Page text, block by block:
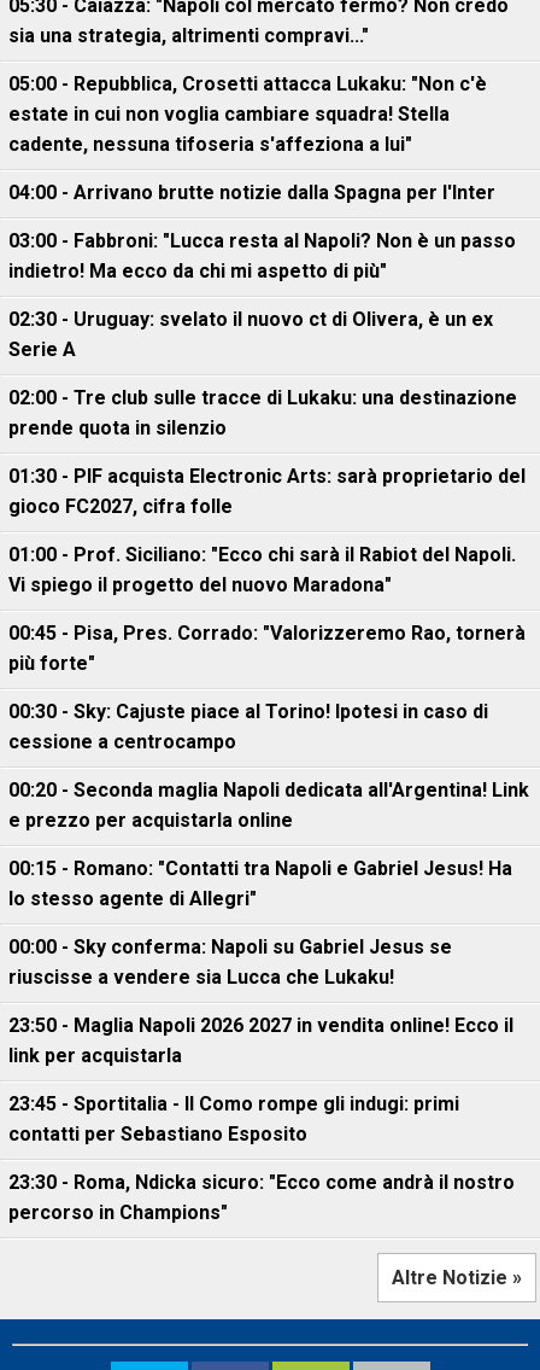
05:30 - Caiazza: "Napoli col mercato fermo? Non credo
sia una strategia, altrimenti compravi..."
05:00 - Repubblica, Crosetti attacca Lukaku: "Non c'è
estate in cui non voglia cambiare squadra! Stella
cadente, nessuna tifoseria s'affeziona a lui"
04:00 - Arrivano brutte notizie dalla Spagna per l'Inter
03:00 - Fabbroni: "Lucca resta al Napoli? Non è un passo
indietro! Ma ecco da chi mi aspetto di più"
02:30 - Uruguay: svelato il nuovo ct di Olivera, è un ex
Serie A
02:00 - Tre club sulle tracce di Lukaku: una destinazione
prende quota in silenzio
01:30 - PIF acquista Electronic Arts: sarà proprietario del
gioco FC2027, cifra folle
01:00 - Prof. Siciliano: "Ecco chi sarà il Rabiot del Napoli.
Vi spiego il progetto del nuovo Maradona"
00:45 - Pisa, Pres. Corrado: "Valorizzeremo Rao, tornerà
più forte"
00:30 - Sky: Cajuste piace al Torino! Ipotesi in caso di
cessione a centrocampo
00:20 - Seconda maglia Napoli dedicata all'Argentina! Link
e prezzo per acquistarla online
00:15 - Romano: "Contatti tra Napoli e Gabriel Jesus! Ha
lo stesso agente di Allegri"
00:00 - Sky conferma: Napoli su Gabriel Jesus se
riuscisse a vendere sia Lucca che Lukaku!
23:50 - Maglia Napoli 2026 2027 in vendita online! Ecco il
link per acquistarla
23:45 - Sportitalia - Il Como rompe gli indugi: primi
contatti per Sebastiano Esposito
23:30 - Roma, Ndicka sicuro: "Ecco come andrà il nostro
percorso in Champions"
Altre Notizie »